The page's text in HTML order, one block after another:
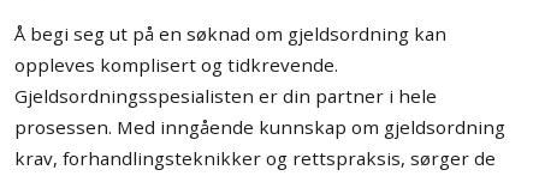
Å begi seg ut på en søknad om gjeldsordning kan
oppleves komplisert og tidkrevende.
Gjeldsordningsspesialisten er din partner i hele
prosessen. Med inngående kunnskap om gjeldsordning
krav, forhandlingsteknikker og rettspraksis, sørger de